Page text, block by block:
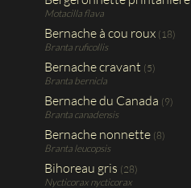
Motacilla flava
Bernache à cou roux (18)
Branta ruficollis
Bernache cravant (5)
Branta bernicla
Bernache du Canada (9)
Branta canadensis
Bernache nonnette (8)
Branta leucopsis
Bihoreau gris (28)
Nycticorax nycticorax